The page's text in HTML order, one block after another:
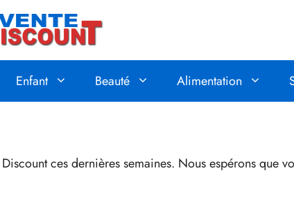
Enfant Beauté Alimentation
ces dernières semaines. Nous espérons que